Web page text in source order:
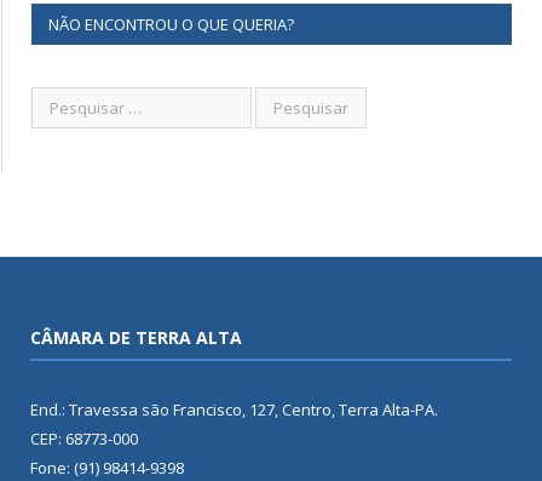
NÃO ENCONTROU O QUE QUERIA?
CÂMARA DE TERRA ALTA
End.: Travessa são Francisco, 127, Centro, Terra Alta-PA.
CEP: 68773-000
Fone: (91) 98414-9398